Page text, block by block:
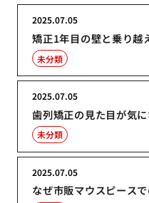
矯正1年目の壁と乗り越
2025.07.05
未分類
歯列矯正の見た目が気
2025.07.05
未分類
なぜ市販マウスピース
2025.07.05